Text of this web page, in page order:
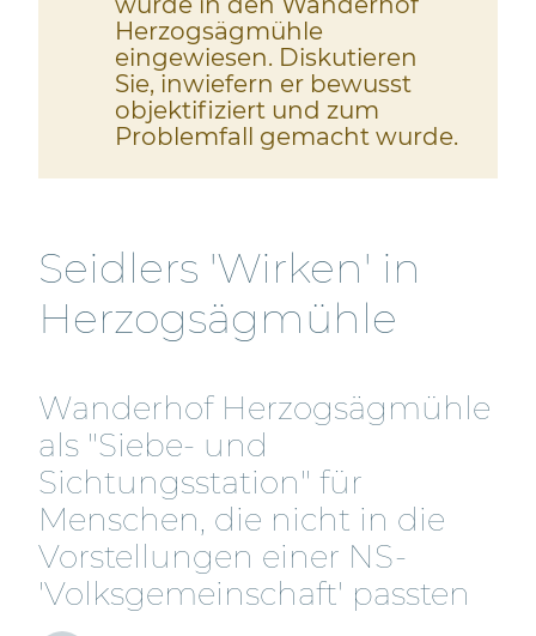
Herzogsägmühle
eingewiesen. Diskutieren
Sie, inwiefern er bewusst
objektifiziert und zum
Problemfall gemacht wurde.
Seidlers 'Wirken' in
Herzogsägmühle
Wanderhof Herzogsägmühle
als "Siebe- und
Sichtungsstation" für
Menschen, die nicht in die
Vorstellungen einer NS-
'Volksgemeinschaft' passten